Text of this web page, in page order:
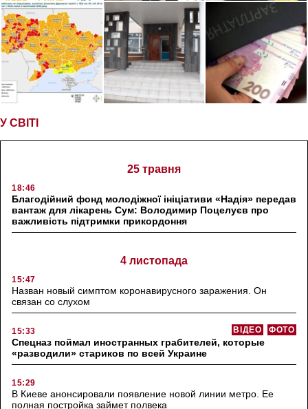
У СВІТІ
25 травня
18:46
Благодійний фонд молодіжної ініціативи «Надія» передав
вантаж для лікарень Сум: Володимир Поцелуєв про
важливість підтримки прикордоння
4 листопада
15:47
Назван новый симптом коронавирусного заражения. Он
связан со слухом
15:33 ФОТО
ВІДЕО
Спецназ поймал иностранных грабителей, которые
«разводили» стариков по всей Украине
15:29
В Киеве анонсировали появление новой линии метро. Ее
полная постройка займет полвека